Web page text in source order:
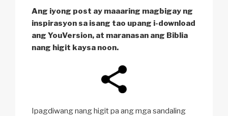
Ang iyong post ay maaaring magbigay ng
inspirasyon sa isang tao upang i-download
ang YouVersion, at maranasan ang Biblia
nang higit kaysa noon.
Ipagdiwang nang higit pa ang mga sandaling